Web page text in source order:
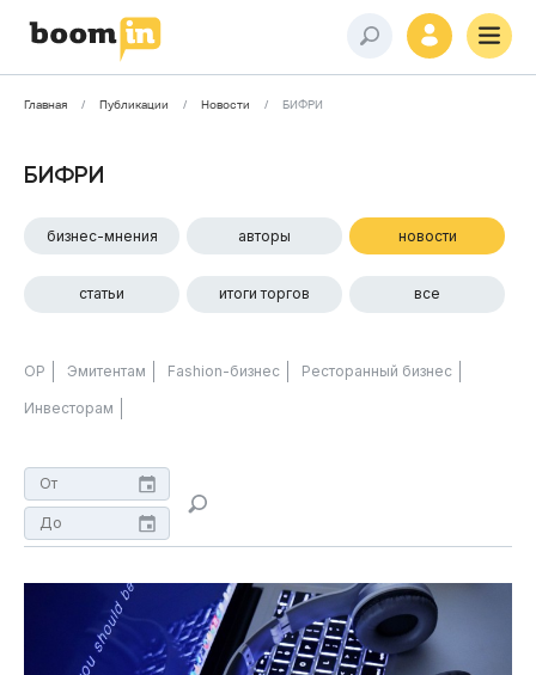
Главная Публикации Новости БИФРИ
БИФРИ
бизнес-мнения авторы новости
статьи итоги торгов все
ОР Эмитентам Fashion-бизнес Ресторанный бизнес
Инвесторам